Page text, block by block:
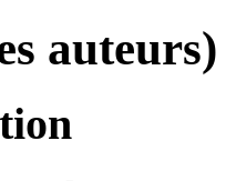
auteurs)